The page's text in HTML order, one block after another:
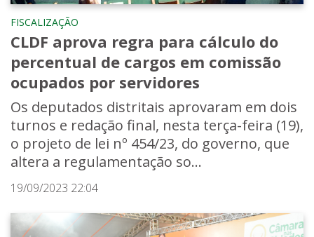
FISCALIZAÇÃO
CLDF aprova regra para cálculo do
percentual de cargos em comissão
ocupados por servidores
Os deputados distritais aprovaram em dois
turnos e redação final, nesta terça-feira (19),
o projeto de lei nº 454/23, do governo, que
altera a regulamentação so...
19/09/2023 22:04